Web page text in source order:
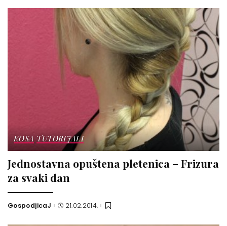
KOSA TUTORIJALI
Jednostavna opuštena pletenica – Frizura
za svaki dan
Posted
GospodjicaJ 21.02.2014.